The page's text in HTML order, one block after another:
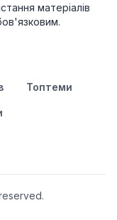
матеріалів
Топтеми